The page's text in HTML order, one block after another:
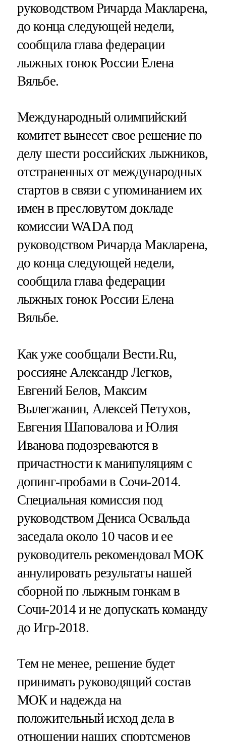
руководством Ричарда Макларена,
до конца следующей недели,
сообщила глава федерации
лыжных гонок России Елена
Вяльбе.
Международный олимпийский
комитет вынесет свое решение по
делу шести российских лыжников,
отстраненных от международных
стартов в связи с упоминанием их
имен в пресловутом докладе
комиссии WADA под
руководством Ричарда Макларена,
до конца следующей недели,
сообщила глава федерации
лыжных гонок России Елена
Вяльбе.
Как уже сообщали Вести.Ru,
россияне Александр Легков,
Евгений Белов, Максим
Вылегжанин, Алексей Петухов,
Евгения Шаповалова и Юлия
Иванова подозреваются в
причастности к манипуляциям с
допинг-пробами в Сочи-2014.
Специальная комиссия под
руководством Дениса Освальда
заседала около 10 часов и ее
руководитель рекомендовал МОК
аннулировать результаты нашей
сборной по лыжным гонкам в
Сочи-2014 и не допускать команду
до Игр-2018.
Тем не менее, решение будет
принимать руководящий состав
МОК и надежда на
положительный исход дела в
отношении наших спортсменов